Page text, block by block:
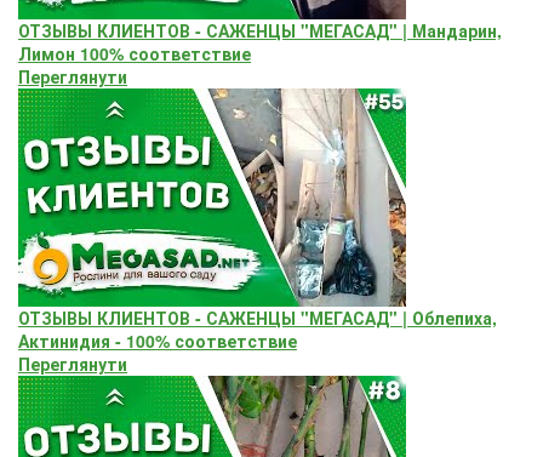
ОТЗЫВЫ КЛИЕНТОВ - САЖЕНЦЫ "МЕГАСАД" | Мандарин,
Лимон 100% соответствие
Переглянути
ОТЗЫВЫ КЛИЕНТОВ - САЖЕНЦЫ "МЕГАСАД" | Облепиха,
Актинидия - 100% соответствие
Переглянути